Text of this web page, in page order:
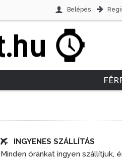
Belépés
INGYENES SZÁLLÍTÁS
Minden óránkat ingyen szállítjuk,